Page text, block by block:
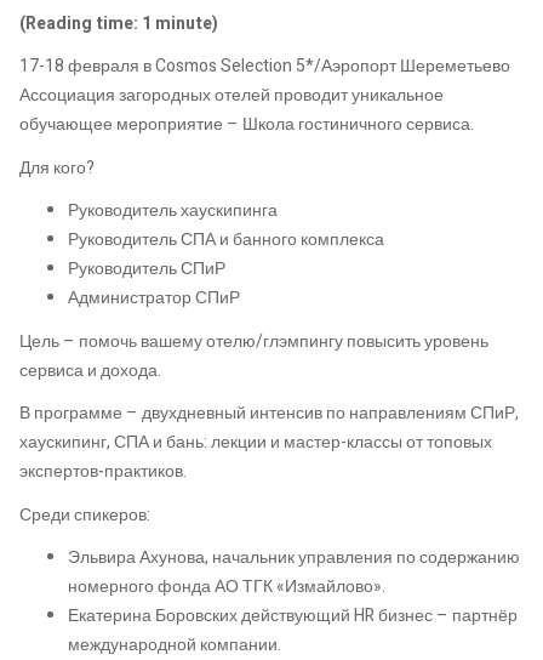
(Reading time: 1 minute)
17-18 февраля в Cosmos Selection 5*/Аэропорт Шереметьево
Ассоциация загородных отелей проводит уникальное
обучающее мероприятие – Школа гостиничного сервиса.
Для кого?
Руководитель хаускипинга
Руководитель СПА и банного комплекса
Руководитель СПиР
Администратор СПиР
Цель – помочь вашему отелю/глэмпингу повысить уровень
сервиса и дохода.
В программе – двухдневный интенсив по направлениям СПиР,
хаускипинг, СПА и бань: лекции и мастер-классы от топовых
экспертов-практиков.
Среди спикеров:
Эльвира Ахунова, начальник управления по содержанию
номерного фонда АО ТГК «Измайлово».
Екатерина Боровских действующий HR бизнес – партнёр
международной компании.